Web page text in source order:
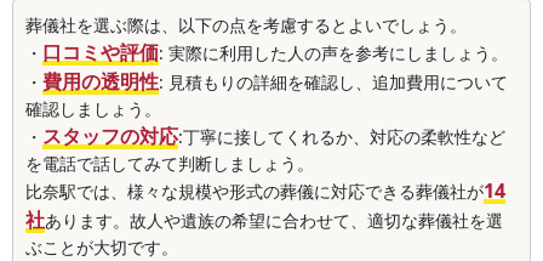
葬儀社を選ぶ際は、以下の点を考慮するとよいでしょう。
・ 口コミや評価: 実際に利用した人の声を参考にしましょう。
・ 費用の透明性: 見積もりの詳細を確認し、追加費用について
確認しましょう。
・ スタッフの対応:丁寧に接してくれるか、対応の柔軟性など
を電話で話してみて判断しましょう。
比奈駅では、様々な規模や形式の葬儀に対応できる葬儀社が14
社あります。故人や遺族の希望に合わせて、適切な葬儀社を選
ぶことが大切です。